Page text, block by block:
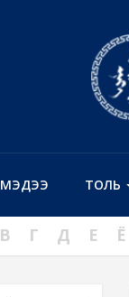
МЭДЭЭ ТОЛЬ
В Г Д Е Ё